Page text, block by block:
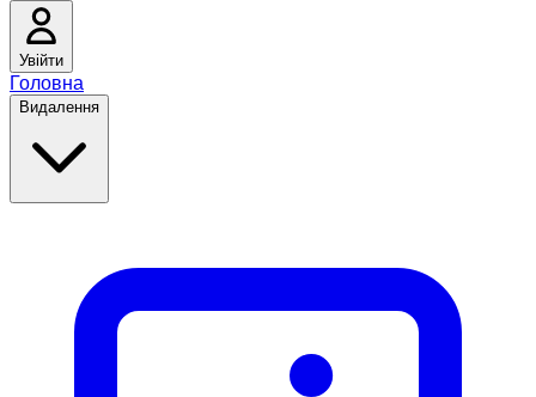
Увійти
Головна
Видалення